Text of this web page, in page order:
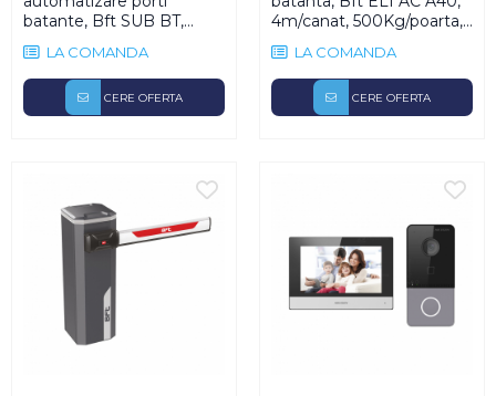
Kit-uri Feronerie Telescopice
Bariere Auto / Sisteme
Parcare
Kit-uri Bariere Auto
Terminale Parcare
Accesorii Bariere Auto
Bolarzi antiterorism
Usi de Garaj
Motoare Usi Garaj
Electromagneti
Hard Disk-uri
batante, Bft SUB BT,
800Kg/canat, 24V
LA COMANDA
CERE OFERTA
4m/canat, 500Kg/poarta,
230V
LA COMANDA
CERE OFERTA